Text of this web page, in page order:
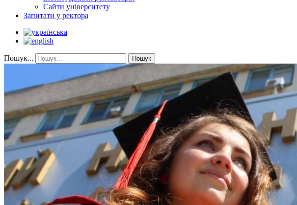
Сайти університету
Запитати у ректора
Пошук... Пошук